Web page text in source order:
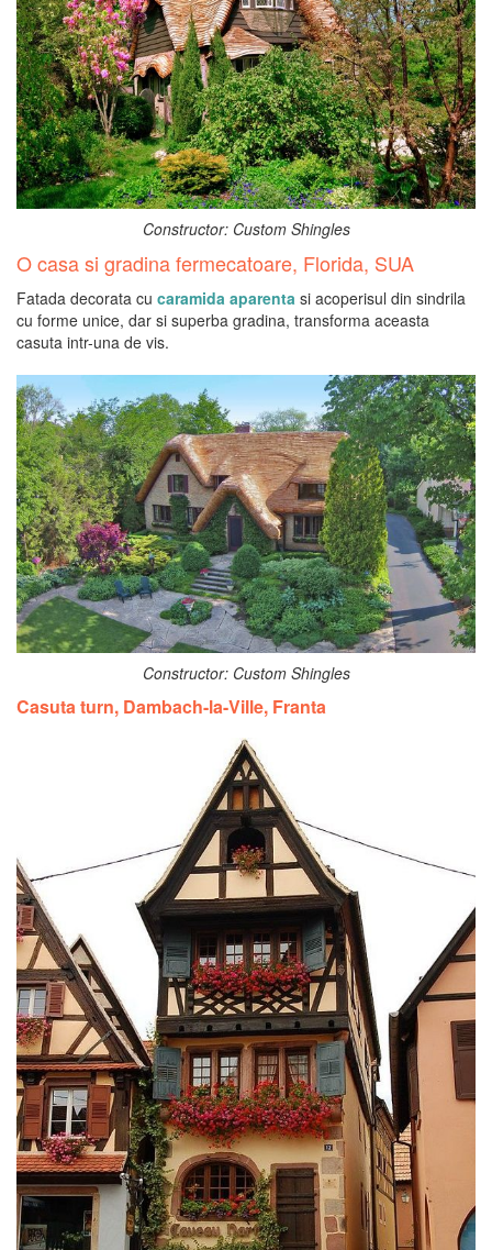
Constructor: Custom Shingles
O casa si gradina fermecatoare, Florida, SUA
Fatada decorata cu caramida aparenta si acoperisul din sindrila
cu forme unice, dar si superba gradina, transforma aceasta
casuta intr-una de vis.
Constructor: Custom Shingles
Casuta turn, Dambach-la-Ville, Franta